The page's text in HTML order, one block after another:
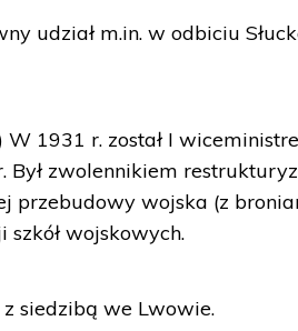
udział m.in. w odbiciu
1931 r. został I
Był zwolennikiem
przebudowy wojska (z
szkół wojskowych.
siedzibą we Lwowie.